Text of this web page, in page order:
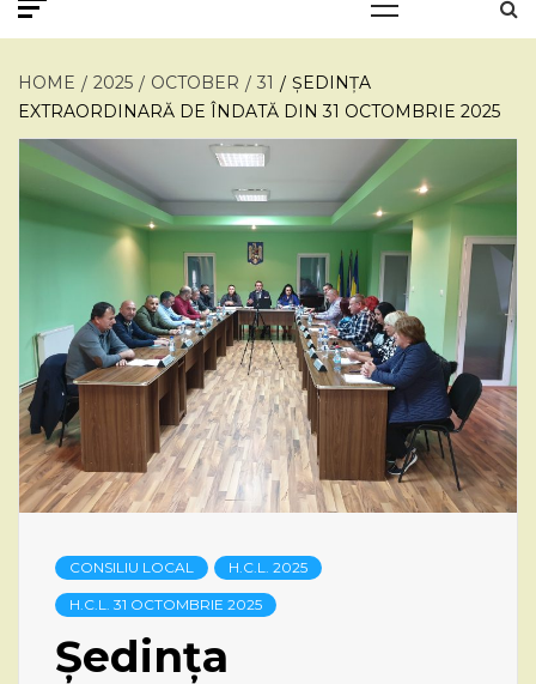
HOME 2025 OCTOBER 31
ȘEDINȚA
EXTRAORDINARĂ DE ÎNDATĂ DIN 31 OCTOMBRIE 2025
CONSILIU LOCAL H.C.L. 2025
H.C.L. 31 OCTOMBRIE 2025
Ședința